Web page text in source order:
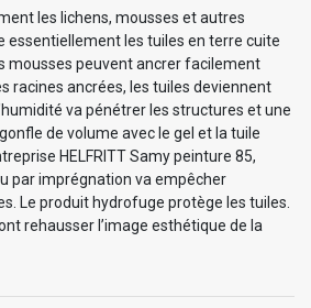
les lichens, mousses et autres
essentiellement les tuiles en terre cuite
mousses peuvent ancrer facilement
racines ancrées, les tuiles deviennent
va pénétrer les structures et une
de volume avec le gel et la tuile
HELFRITT Samy peinture 85,
par imprégnation va empêcher
Le produit hydrofuge protège les tuiles.
rehausser l’image esthétique de la